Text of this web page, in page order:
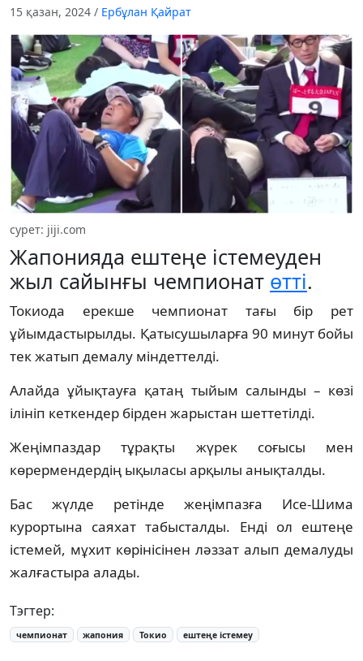
15 қазан, 2024 / Ербұлан Қайрат
сурет: jiji.com
Жапонияда ештеңе істемеуден
жыл сайынғы чемпионат өтті.
Токиода ерекше чемпионат тағы бір рет
ұйымдастырылды. Қатысушыларға 90 минут бойы
тек жатып демалу міндеттелді.
Алайда ұйықтауға қатаң тыйым салынды – көзі
ілініп кеткендер бірден жарыстан шеттетілді.
Жеңімпаздар тұрақты жүрек соғысы мен
көрермендердің ықыласы арқылы анықталды.
Бас жүлде ретінде жеңімпазға Исе-Шима
курортына саяхат табысталды. Енді ол ештеңе
істемей, мұхит көрінісінен ләззат алып демалуды
жалғастыра алады.
Тэгтер:
чемпионат жапония Токио ештеңе істемеу